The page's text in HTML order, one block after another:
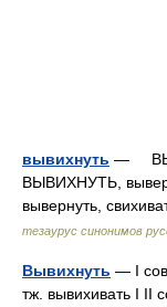
вывихнуть —
ВЫВИХНУТЬ,
вывернуть,
тезаурус синонимов
Вывихнуть — I
тж. вывихивать I II